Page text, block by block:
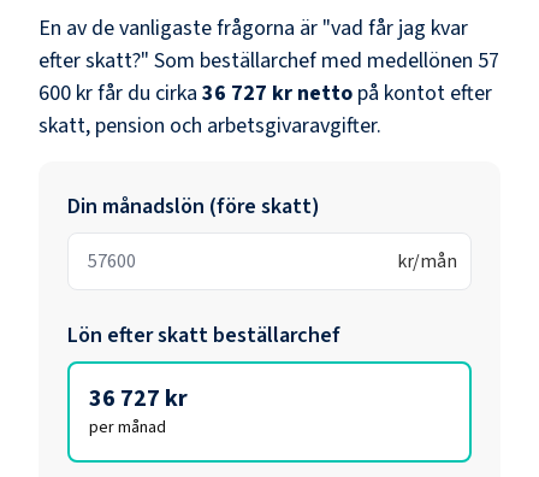
En av de vanligaste frågorna är "vad får jag kvar
efter skatt?" Som beställarchef med medellönen 57
600 krfår du cirka 36 727 kr netto på kontot efter
skatt, pension och arbetsgivaravgifter.
Din månadslön (före skatt)
kr/mån
Lön efter skatt beställarchef
36 727 kr
per månad